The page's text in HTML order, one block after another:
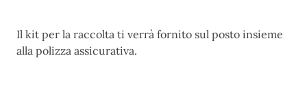
Il kit per la raccolta ti verrà fornito sul posto insieme
alla polizza assicurativa.